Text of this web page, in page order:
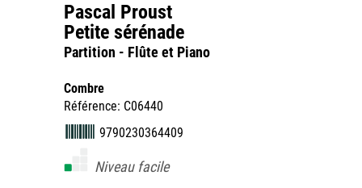
Pascal Proust
Petite sérénade
Partition - Flûte et Piano
Combre
Référence: C06440
9790230364409
Niveau facile